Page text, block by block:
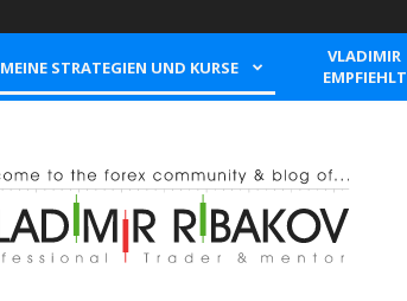
MEINE STRATEGIEN UND KURSE
VLADIMIR
EMPFIEHLT